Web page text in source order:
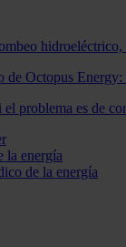
de Octopus
problema es de